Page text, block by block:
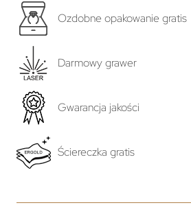
Ozdobne opakowanie gratis
Darmowy grawer
Gwarancja jakości
Ściereczka gratis